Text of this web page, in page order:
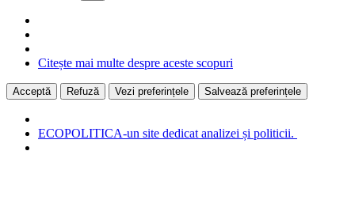
Citește mai multe despre aceste scopuri
Acceptă Refuză Vezi preferințele Salvează preferințele
ECOPOLITICA-un site dedicat analizei și politicii.